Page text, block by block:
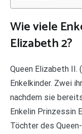
Wie viele
Elizabeth 2?
Queen Elizabeth II.
Enkelkinder. Zwei
nachdem sie
Enkelin Prinzessin
Töchter des